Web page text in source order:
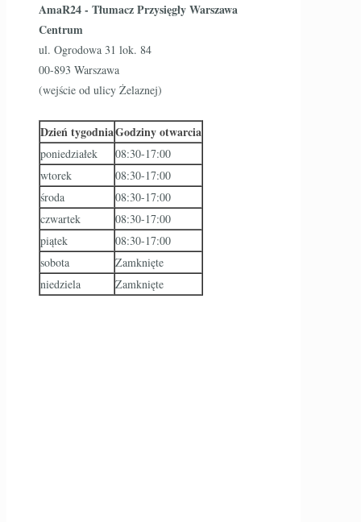
AmaR24 - Tłumacz Przysięgły Warszawa
Centrum
ul. Ogrodowa 31 lok. 84
00-893 Warszawa
(wejście od ulicy Żelaznej)
Dzień tygodniaGodziny otwarcia
poniedziałek
08:30-17:00
wtorek
08:30-17:00
środa
08:30-17:00
czwartek
08:30-17:00
piątek
08:30-17:00
sobota
Zamknięte
niedziela
Zamknięte